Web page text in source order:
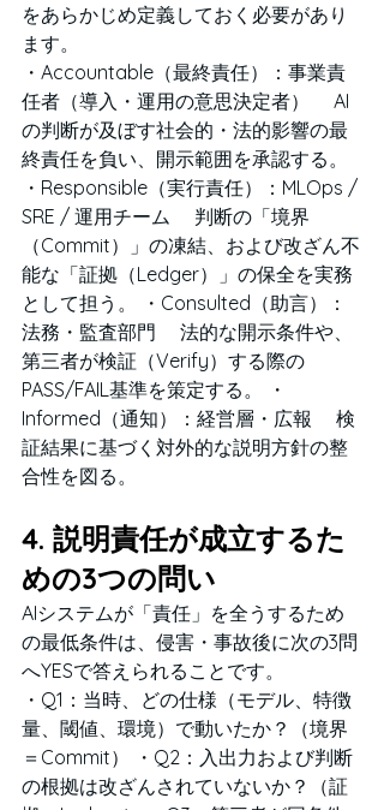
をあらかじめ定義しておく必要があり
ます。
・Accountable（最終責任）：事業責
任者（導入・運用の意思決定者） 　AI
の判断が及ぼす社会的・法的影響の最
終責任を負い、開示範囲を承認する。
・Responsible（実行責任）：MLOps /
SRE / 運用チーム 　判断の「境界
（Commit）」の凍結、および改ざん不
能な「証拠（Ledger）」の保全を実務
として担う。 ・Consulted（助言）：
法務・監査部門 　法的な開示条件や、
第三者が検証（Verify）する際の
PASS/FAIL基準を策定する。 ・
Informed（通知）：経営層・広報 　検
証結果に基づく対外的な説明方針の整
合性を図る。
4. 説明責任が成立するた
めの3つの問い
AIシステムが「責任」を全うするため
の最低条件は、侵害・事故後に次の3問
へYESで答えられることです。
・Q1：当時、どの仕様（モデル、特徴
量、閾値、環境）で動いたか？（境界
＝Commit） ・Q2：入出力および判断
の根拠は改ざんされていないか？（証